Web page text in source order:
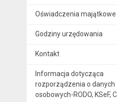
Oświadczenia majątkowe
Godziny urzędowania
Kontakt
Informacja dotycząca
rozporządzenia o danych
osobowych-RODO, KSeF,